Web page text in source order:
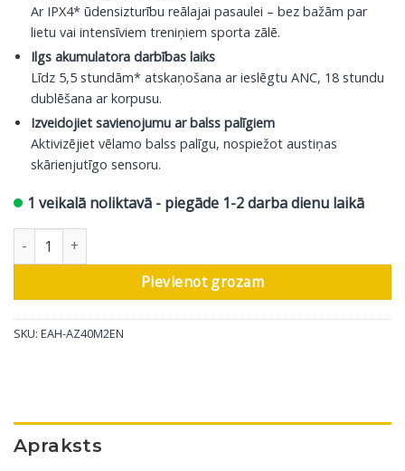
Ar IPX4* ūdensizturību reālajai pasaulei – bez bažām par
lietu vai intensīviem treniņiem sporta zālē.
Ilgs akumulatora darbības laiks
Līdz 5,5 stundām* atskaņošana ar ieslēgtu ANC, 18 stundu
dublēšana ar korpusu.
Izveidojiet savienojumu ar balss palīgiem
Aktivizējiet vēlamo balss palīgu, nospiežot austiņas
skārienjutīgo sensoru.
1 veikalā noliktavā - piegāde 1-2 darba dienu laikā
Technics troksni slāpējošas bezvadu austiņas EAH-AZ40M2,
Pievienot grozam
SKU: EAH-AZ40M2EN
Apraksts